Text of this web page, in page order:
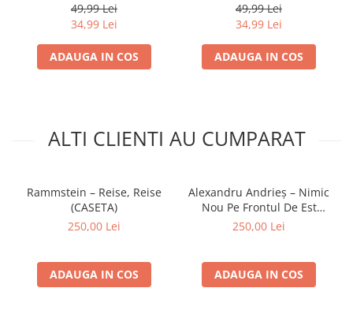
49,99 Lei
34,99 Lei
ADAUGA IN COS
49,99 Lei
34,99 Lei
ADAUGA IN COS
ALTI CLIENTI AU CUMPARAT
Rammstein – Reise, Reise
(CASETA)
250,00 Lei
ADAUGA IN COS
Alexandru Andrieș – Nimic
Nou Pe Frontul De Est
(CASETA)
250,00 Lei
ADAUGA IN COS